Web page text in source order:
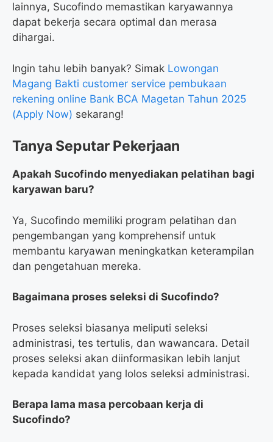
lainnya, Sucofindo memastikan karyawannya
dapat bekerja secara optimal dan merasa
dihargai.
Ingin tahu lebih banyak? Simak Lowongan
Magang Bakti customer service pembukaan
rekening online Bank BCA Magetan Tahun 2025
(Apply Now) sekarang!
Tanya Seputar Pekerjaan
Apakah Sucofindo menyediakan pelatihan bagi
karyawan baru?
Ya, Sucofindo memiliki program pelatihan dan
pengembangan yang komprehensif untuk
membantu karyawan meningkatkan keterampilan
dan pengetahuan mereka.
Bagaimana proses seleksi di Sucofindo?
Proses seleksi biasanya meliputi seleksi
administrasi, tes tertulis, dan wawancara. Detail
proses seleksi akan diinformasikan lebih lanjut
kepada kandidat yang lolos seleksi administrasi.
Berapa lama masa percobaan kerja di
Sucofindo?